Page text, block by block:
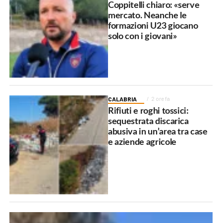
Coppitelli chiaro: «serve
mercato. Neanche le
formazioni U23 giocano
solo con i giovani»
CALABRIA 2 ore fa
Rifiuti e roghi tossici:
sequestrata discarica
abusiva in un’area tra case
e aziende agricole